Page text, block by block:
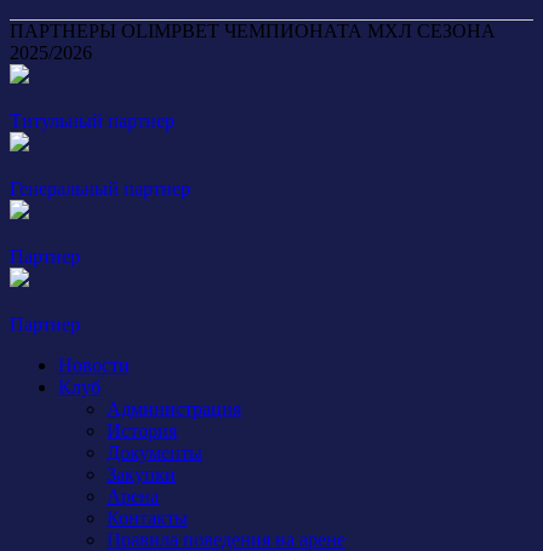
ПАРТНЕРЫ OLIMPBET ЧЕМПИОНАТА МХЛ СЕЗОНА
2025/2026
Титульный партнер
Генеральный партнер
Партнер
Партнер
Новости
Клуб
Администрация
История
Документы
Закупки
Арена
Контакты
Правила поведения на арене